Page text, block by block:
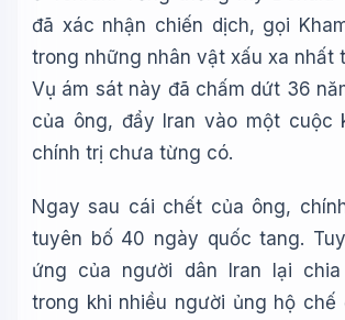
đã xác nhận chiến dịch, gọi
trong những nhân vật xấu xa nhất
Vụ ám sát này đã chấm dứt 36
của ông, đẩy Iran vào một cuộc
chính trị chưa từng có.
Ngay sau cái chết của ông,
tuyên bố 40 ngày quốc tang.
ứng của người dân Iran lại
trong khi nhiều người ủng hộ